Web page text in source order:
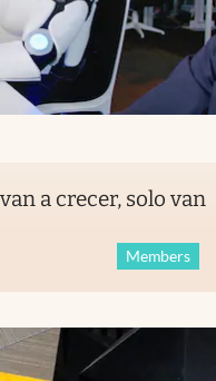
a crecer, solo van
Members